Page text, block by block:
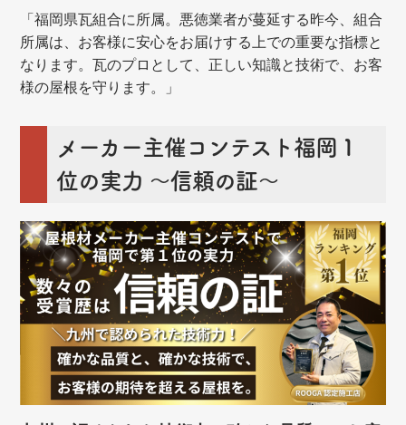
「福岡県瓦組合に所属。悪徳業者が蔓延する昨今、組合
所属は、お客様に安心をお届けする上での重要な指標と
なります。瓦のプロとして、正しい知識と技術で、お客
様の屋根を守ります。」
メーカー主催コンテスト福岡１
位の実力 ～信頼の証～